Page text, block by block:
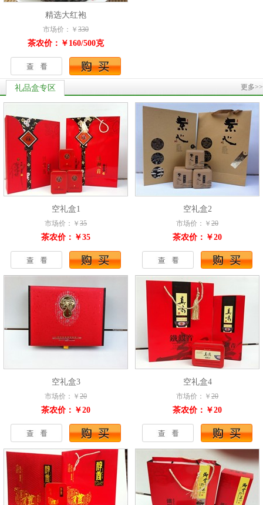
精选大红袍
市场价：￥ 330
茶农价：￥160/500克
礼品盒专区 更多>>
空礼盒1
市场价：￥ 35
茶农价：￥35
空礼盒2
市场价：￥ 20
茶农价：￥20
空礼盒3
市场价：￥ 20
茶农价：￥20
空礼盒4
市场价：￥ 20
茶农价：￥20